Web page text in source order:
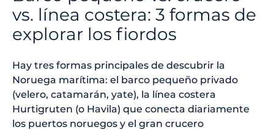
vs. línea costera: 3 formas de
explorar los fiordos
Hay tres formas principales de descubrir la
Noruega marítima: el barco pequeño privado
(velero, catamarán, yate), la línea costera
Hurtigruten (o Havila) que conecta diariamente
los puertos noruegos y el gran crucero